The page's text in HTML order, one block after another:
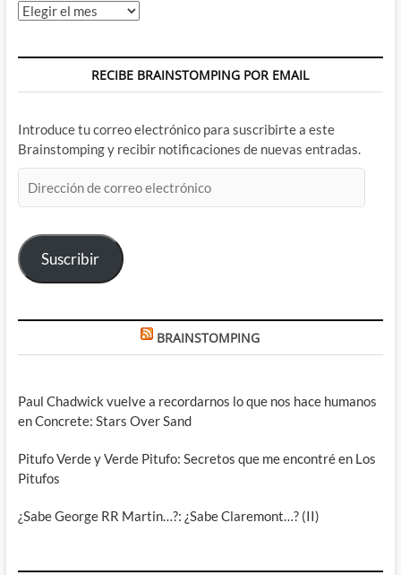
Archivos
RECIBE BRAINSTOMPING POR EMAIL
Introduce tu correo electrónico para suscribirte a este
Brainstomping y recibir notificaciones de nuevas entradas.
de
electrónico
Suscribir
BRAINSTOMPING
Paul Chadwick vuelve a recordarnos lo que nos hace humanos
en Concrete: Stars Over Sand
Pitufo Verde y Verde Pitufo: Secretos que me encontré en Los
Pitufos
¿Sabe George RR Martin…?: ¿Sabe Claremont…? (II)